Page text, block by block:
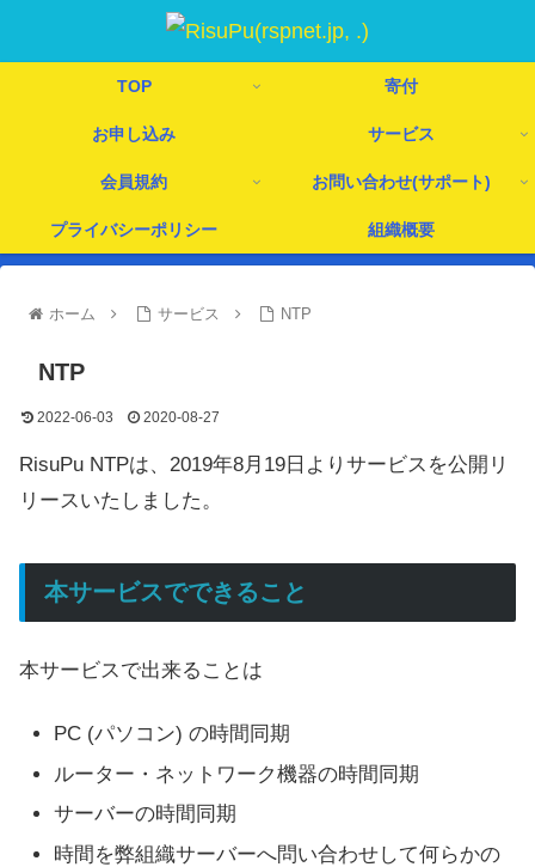
TOP 寄付
お申し込み サービス
会員規約 お問い合わせ(サポート)
プライバシーポリシー 組織概要
ホーム サービス NTP
NTP
2022-06-03 2020-08-27
RisuPu NTPは、2019年8月19日よりサービスを公開リ
リースいたしました。
本サービスでできること
本サービスで出来ることは
PC (パソコン) の時間同期
ルーター・ネットワーク機器の時間同期
サーバーの時間同期
時間を弊組織サーバーへ問い合わせして何らかの